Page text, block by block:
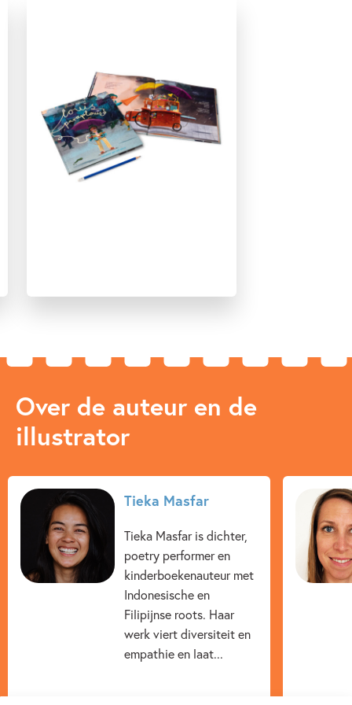
Over de auteur en de
illustrator
Tieka Masfar
Tieka Masfar is dichter,
poetry performer en
kinderboekenauteur met
Indonesische en
Filipijnse roots. Haar
werk viert diversiteit en
empathie en laat...